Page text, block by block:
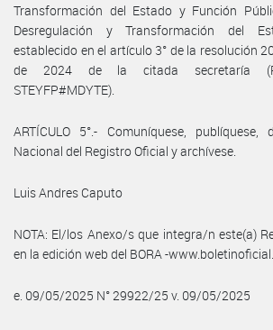
Transformación del Estado y Función
Desregulación y Transformación del
establecido en el artículo 3° de la resolución
de 2024 de la citada secretaría
STEYFP#MDYTE).
ARTÍCULO 5°.- Comuníquese,
Nacional del Registro Oficial y archívese.
Luis Andres Caputo
NOTA: El/los Anexo/s que integra/n este(a)
en la edición web del BORA -
e. 09/05/2025 N° 29922/25 v. 09/05/2025